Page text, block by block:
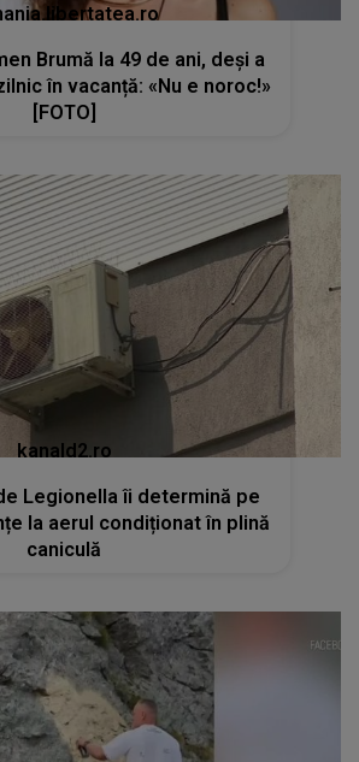
Brumă la 49 de ani, deși a
în vacanță: «Nu e noroc!»
[FOTO]
kanald2.ro
Legionella îi determină pe
la aerul condiționat în plină
caniculă